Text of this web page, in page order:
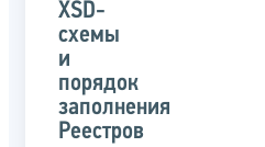
XSD-
схемы
и
порядок
заполнения
Реестров